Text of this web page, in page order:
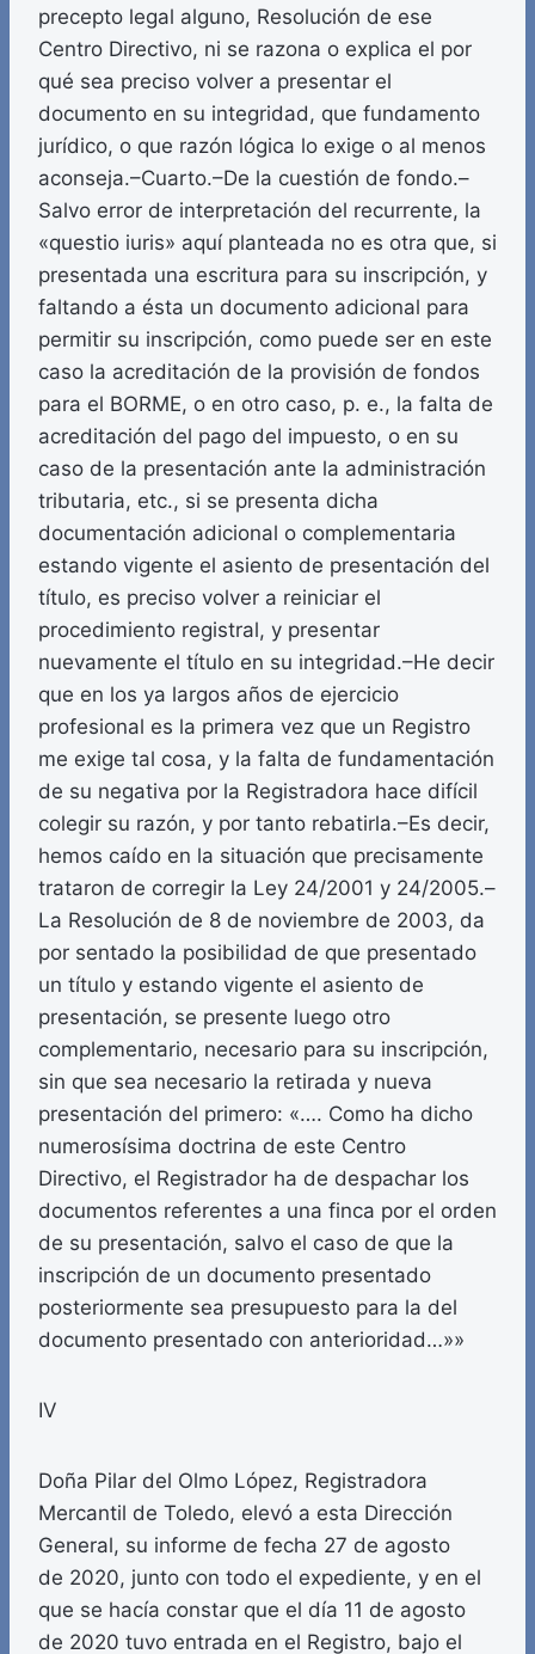
precepto legal alguno, Resolución de ese
Centro Directivo, ni se razona o explica el por
qué sea preciso volver a presentar el
documento en su integridad, que fundamento
jurídico, o que razón lógica lo exige o al menos
aconseja.–Cuarto.–De la cuestión de fondo.–
Salvo error de interpretación del recurrente, la
«questio iuris» aquí planteada no es otra que, si
presentada una escritura para su inscripción, y
faltando a ésta un documento adicional para
permitir su inscripción, como puede ser en este
caso la acreditación de la provisión de fondos
para el BORME, o en otro caso, p. e., la falta de
acreditación del pago del impuesto, o en su
caso de la presentación ante la administración
tributaria, etc., si se presenta dicha
documentación adicional o complementaria
estando vigente el asiento de presentación del
título, es preciso volver a reiniciar el
procedimiento registral, y presentar
nuevamente el título en su integridad.–He decir
que en los ya largos años de ejercicio
profesional es la primera vez que un Registro
me exige tal cosa, y la falta de fundamentación
de su negativa por la Registradora hace difícil
colegir su razón, y por tanto rebatirla.–Es decir,
hemos caído en la situación que precisamente
trataron de corregir la Ley 24/2001 y 24/2005.–
La Resolución de 8 de noviembre de 2003, da
por sentado la posibilidad de que presentado
un título y estando vigente el asiento de
presentación, se presente luego otro
complementario, necesario para su inscripción,
sin que sea necesario la retirada y nueva
presentación del primero: «…. Como ha dicho
numerosísima doctrina de este Centro
Directivo, el Registrador ha de despachar los
documentos referentes a una finca por el orden
de su presentación, salvo el caso de que la
inscripción de un documento presentado
posteriormente sea presupuesto para la del
documento presentado con anterioridad…»»
IV
Doña Pilar del Olmo López, Registradora
Mercantil de Toledo, elevó a esta Dirección
General, su informe de fecha 27 de agosto
de 2020, junto con todo el expediente, y en el
que se hacía constar que el día 11 de agosto
de 2020 tuvo entrada en el Registro, bajo el